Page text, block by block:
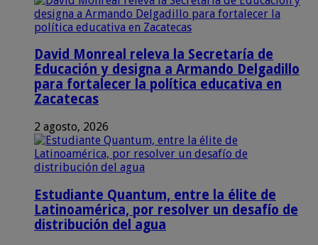
David Monreal releva la Secretaría de
Educación y designa a Armando Delgadillo
para fortalecer la política educativa en
Zacatecas
2 agosto, 2026
Estudiante Quantum, entre la élite de
Latinoamérica, por resolver un desafío de
distribución del agua